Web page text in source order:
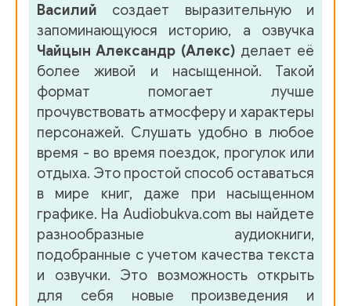
Василий создает выразительную и
запоминающуюся историю, а озвучка
Чайцын Александр (Алекс) делает её
более живой и насыщенной. Такой
формат помогает лучше
прочувствовать атмосферу и характеры
персонажей. Слушать удобно в любое
время - во время поездок, прогулок или
отдыха. Это простой способ оставаться
в мире книг, даже при насыщенном
графике. На Audiobukva.com вы найдете
разнообразные аудиокниги,
подобранные с учетом качества текста
и озвучки. Это возможность открыть
для себя новые произведения и